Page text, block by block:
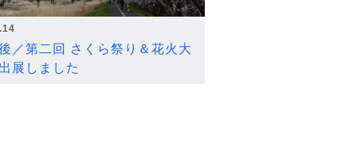
／第二回 さくら祭り＆花火大
展しました